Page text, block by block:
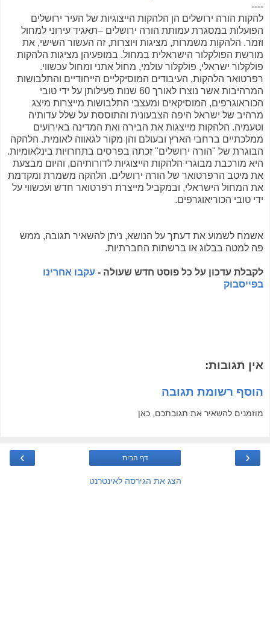
----
להקות הורה ירושלים הן הלהקות הייצוגיות של העיר ירושלים
הפועלות במסגרת עמותת הורה ירושלים –תאגיד עירוני למחול
וזמר. הלהקות משמרות, מציגות ויוצרות, זה העשור השישי, את
מורשת הפולקלור הישראלית במחול. במופעיהן מציגות הלהקות
פולקלור ישראלי, פולקלור עולמי, מחול אתני ומחול עכשווי.
רפרטואר הלהקות, העיבודים המוסיקליים הייחודיים והתלבושות
המרהיבות אשר נוצרו לאורך 60 שנות פעילותן על ידי טובי
הכוראוגרפים, המוסיקאים ומעצבי התלבושות מייצרות מיצג
מרהיב של ישראל היפה הצבעונית והתוססת על שלל עדותיה
וטעמיה. הלהקות מייצגות את הבירה ואת המדינה באירועים
ממלכתיים ברחבי הארץ ובעולם והן מקור לגאווה לאומית. הלהקה
הבוגרת של "הורה ירושלים" זכתה בפרסים בתחרויות בינלאומיות.
היא מורכבת מבוגרי הלהקות הייצוגיות לדורותיהם, והיום מבצעת
את מיטב הרפרטואר של הורה ירושלים. הלהקה משמרת ומקדמת
את המחול הישראלי, ובמקביל מייצרת רפרטואר חדש ועכשווי על
ידי טובי הכוריאוגרפים.
אשמח לשמוע את דעתך על הנושא, ניתן להשאיר תגובה, ממש
פה למטה בבלוג או ברשתות החברתיות.
לקבלת עדכון על כל פוסט חדש שעולה - עקבו אחרינו
בפייסבוק
אין תגובות:
הוסף רשומת תגובה
מוזמנים להשאיר את תגובתכם, כאן
‹
› דף הבית
הצג את הגירסה לאינטרנט